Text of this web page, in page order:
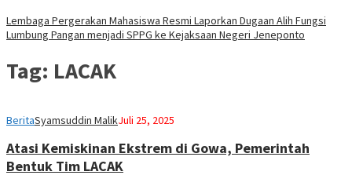
Lembaga Pergerakan Mahasiswa Resmi Laporkan Dugaan Alih Fungsi
Lumbung Pangan menjadi SPPG ke Kejaksaan Negeri Jeneponto
Tag: LACAK
BeritaSyamsuddin MalikJuli 25, 2025
Atasi Kemiskinan Ekstrem di Gowa, Pemerintah
Bentuk Tim LACAK